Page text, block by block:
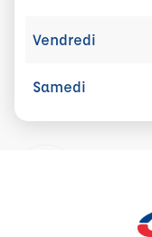
Vendredi
Samedi